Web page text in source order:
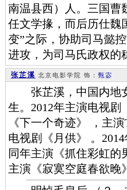
南温县西）人。三国曹
任文学掾，而后历仕魏
变”之际，协助司马懿
进攻，为司马氏政权
张芷溪 北京电影学院 饰： 甄宓
张芷溪，中国内地女
生。2012年主演电视
《下一个奇迹》 ，主
电视剧《月供》 。
同年主演《抓住彩虹的
主演《寂寞空庭春欲